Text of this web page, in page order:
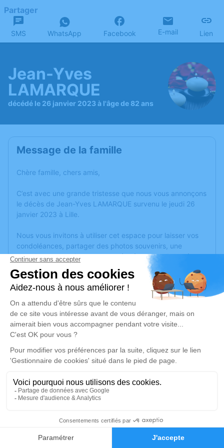
Faire-part Hommages
Partager
SMS WhatsApp Facebook E-mail Lien
Jean-Yves
LAMARQUE
décédé le 26 janvier 2023 à l'âge de 82 ans
Message de la famille
Chère famille, chers amis,
C’est avec une grande tristesse que nous vous annonçons
le décès de Jean-Yves LAMARQUE survenu le jeudi 26
janvier 2023 à Lille.
Nous vous invitons à utiliser cet espace pour laisser vos
condoléances, partager des photos souvenirs, une
anecdote ou exprimer vos pensées à travers des poèmes
ou des textes. Cet endroit est un lieu d'expression dédié à
honorer la mémoire de Jean-Yves LAMARQUE.
Un service de plantation d’arbre hommage estdisponible
mercredi 01 février 2023 à 15h00
Crématorium d'Hautmont
Rue de sous le Mont